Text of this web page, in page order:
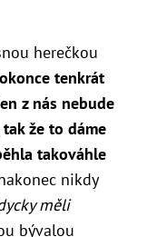
herečkou
tenkrát
z nás nebude
že to dáme
takováhle
nikdy
měli
bývalou